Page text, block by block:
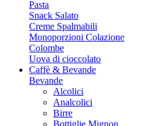
Pasta
Snack Salato
Creme Spalmabili
Monoporzioni Colazione
Colombe
Uova di cioccolato
Caffè & Bevande
Bevande
Alcolici
Analcolici
Birre
Bottiglie Mignon